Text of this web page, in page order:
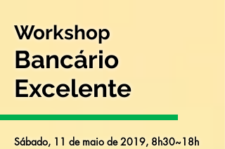
Workshop
Bancário
Excelente
Sábado, 11 de maio de 2019, 8h30~18h